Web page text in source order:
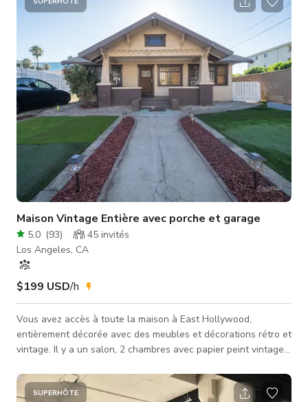
de 1400 sqft avec une vue imprenable sur les gratte-ciel du
centre-ville de Los Angeles. L'espace est inondé de lumière
naturelle grâce à nos grandes fenêtres, ce qui le rend parfait
Maison Vintage Entière avec porche et garage
5.0 (93) 45 invités
Los Angeles, CA
$199 USD/h
Vous avez accès à toute la maison à East Hollywood,
entièrement décorée avec des meubles et décorations rétro et
vintage. Il y a un salon, 2 chambres avec papier peint vintage,
une salle de bain, et même un cabanon, un atelier/garage
dans le jardin ! Chaque pièce a son propre style distinct de
SUPERHÔTE